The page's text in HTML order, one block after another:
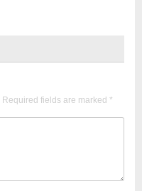
Required fields are marked *